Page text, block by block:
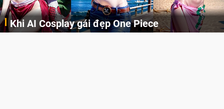
Khi AI Cosplay gái đẹp One Piece